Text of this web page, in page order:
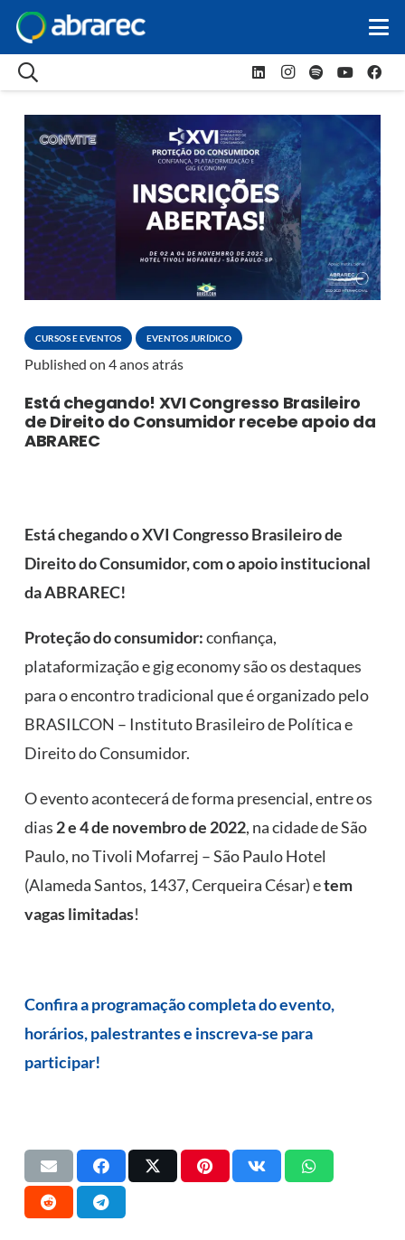
CURSOS E EVENTOS EVENTOS JURÍDICO
Published on 4 anos atrás
Está chegando! XVI Congresso Brasileiro
de Direito do Consumidor recebe apoio da
ABRAREC
Está chegando o XVI Congresso Brasileiro de
Direito do Consumidor, com o apoio institucional
da ABRAREC!
Proteção do consumidor:confiança,
plataformização e gig economy são os destaques
para o encontro tradicional que é organizado pelo
BRASILCON – Instituto Brasileiro de Política e
Direito do Consumidor.
O evento acontecerá de forma presencial, entre os
dias 2 e 4 de novembro de 2022, na cidade de São
Paulo, no Tivoli Mofarrej – São Paulo Hotel
(Alameda Santos, 1437, Cerqueira César) etem
vagas limitadas!
Confira a programação completa do evento,
horários, palestrantes e inscreva-se para
participar!